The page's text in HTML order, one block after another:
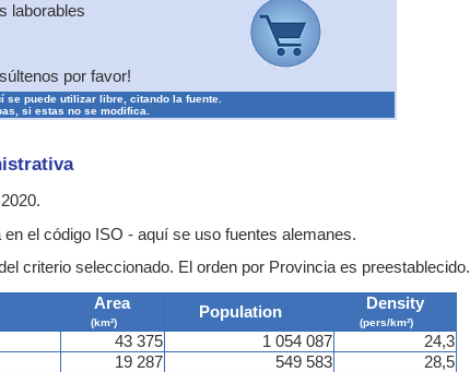
laborables
por favor!
se puede utilizar libre, citando la fuente.
si estas no se modifica.
el código ISO - aquí se uso fuentes alemanes.
criterio seleccionado. El orden por Provincia es preestablecido.
Area
(km²)
Population Density
(pers/km²)
43 375 1 054 087
24,3
19 287 549 583
28,5